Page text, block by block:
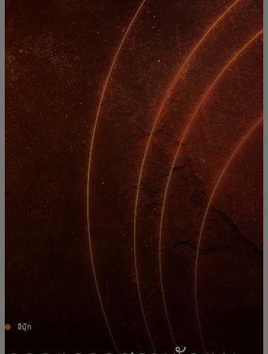
สำหรับธุรกิจ
เพื่อโลก
สำหรับผู้สร้างนวัตกรรม
ข่าวสารและแนวโน้ม
อีบุ๊ก